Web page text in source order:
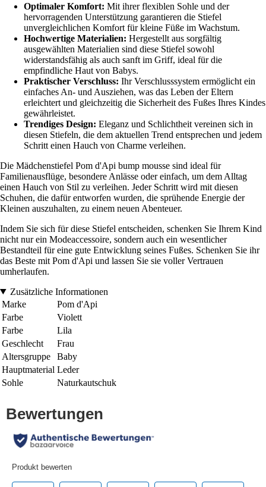
Optimaler Komfort: Mit ihrer flexiblen Sohle und der
hervorragenden Unterstützung garantieren die Stiefel
unvergleichlichen Komfort für kleine Füße im Wachstum.
Hochwertige Materialien: Hergestellt aus sorgfältig
ausgewählten Materialien sind diese Stiefel sowohl
widerstandsfähig als auch sanft im Griff, ideal für die
empfindliche Haut von Babys.
Praktischer Verschluss: Ihr Verschlusssystem ermöglicht ein
einfaches An- und Ausziehen, was das Leben der Eltern
erleichtert und gleichzeitig die Sicherheit des Fußes Ihres Kindes
gewährleistet.
Trendiges Design: Eleganz und Schlichtheit vereinen sich in
diesen Stiefeln, die dem aktuellen Trend entsprechen und jedem
Schritt einen Hauch von Charme verleihen.
Die Mädchenstiefel Pom d'Api bump mousse sind ideal für
Familienausflüge, besondere Anlässe oder einfach, um dem Alltag
einen Hauch von Stil zu verleihen. Jeder Schritt wird mit diesen
Schuhen, die dafür entworfen wurden, die sprühende Energie der
Kleinen auszuhalten, zu einem neuen Abenteuer.
Indem Sie sich für diese Stiefel entscheiden, schenken Sie Ihrem Kind
nicht nur ein Modeaccessoire, sondern auch ein wesentlicher
Bestandteil für eine gute Entwicklung seines Fußes. Schenken Sie ihr
das Beste mit Pom d'Api und lassen Sie sie voller Vertrauen
umherlaufen.
Zusätzliche Informationen
Marke
Pom d'Api
Farbe
Violett
Farbe
Lila
Geschlecht
Frau
Altersgruppe
Baby
Hauptmaterial Leder
Sohle
Naturkautschuk